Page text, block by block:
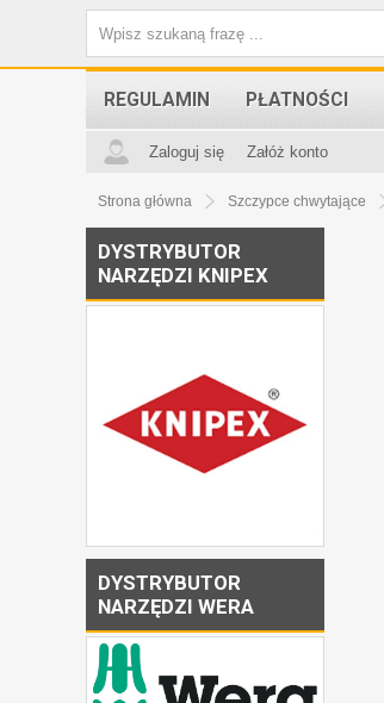
REGULAMIN PŁATNOŚCI
Zaloguj się Załóż konto
Strona główna Szczypce chwytające
DYSTRYBUTOR
NARZĘDZI KNIPEX
DYSTRYBUTOR
NARZĘDZI WERA